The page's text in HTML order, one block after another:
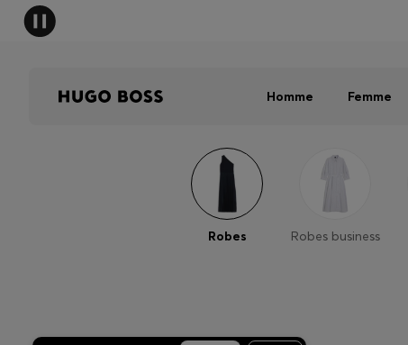
Homme Femme
Robes Robes business